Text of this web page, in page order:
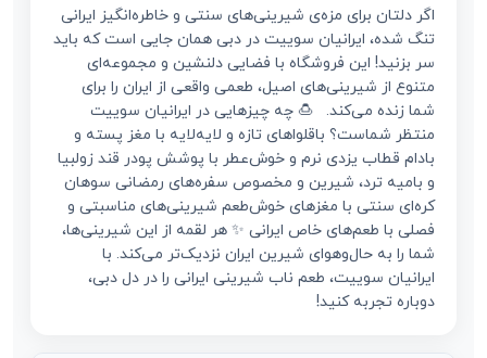
اگر دلتان برای مزه‌ی شیرینی‌های سنتی و خاطره‌انگیز ایرانی
تنگ شده، ایرانیان سوییت در دبی همان جایی است که باید
سر بزنید! این فروشگاه با فضایی دلنشین و مجموعه‌ای
متنوع از شیرینی‌های اصیل، طعمی واقعی از ایران را برای
شما زنده می‌کند. 🍮 چه چیزهایی در ایرانیان سوییت
منتظر شماست؟ باقلواهای تازه و لایه‌لایه با مغز پسته و
بادام قطاب یزدی نرم و خوش‌عطر با پوشش پودر قند زولبیا
و بامیه ترد، شیرین و مخصوص سفره‌های رمضانی سوهان
کره‌ای سنتی با مغزهای خوش‌طعم شیرینی‌های مناسبتی و
فصلی با طعم‌های خاص ایرانی ✨ هر لقمه از این شیرینی‌ها،
شما را به حال‌و‌هوای شیرین ایران نزدیک‌تر می‌کند. با
ایرانیان سوییت، طعم ناب شیرینی ایرانی را در دل دبی،
دوباره تجربه کنید!